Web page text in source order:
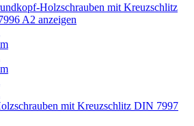
Holzschrauben mit Kreuzschlitz
A2 anzeigen
mit Kreuzschlitz DIN 7997